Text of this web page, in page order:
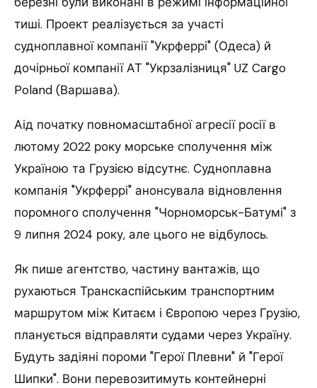
тиші. Проект реалізується за участі
судноплавної компанії "Укрферрі" (Одеса) й
дочірньої компанії АТ "Укрзалізниця" UZ Cargo
Poland (Варшава).
Аід початку повномасштабної агресії росії в
лютому 2022 року морське сполучення між
Україною та Грузією відсутнє. Судноплавна
компанія "Укрферрі" анонсувала відновлення
поромного сполучення "Чорноморськ-Батумі" з
9 липня 2024 року, але цього не відбулось.
Як пише агентство, частину вантажів, що
рухаються Транскаспійським транспортним
маршрутом між Китаєм і Європою через Грузію,
планується відправляти судами через Україну.
Будуть задіяні пороми "Герої Плевни" й "Герої
Шипки". Вони перевозитимуть контейнерні